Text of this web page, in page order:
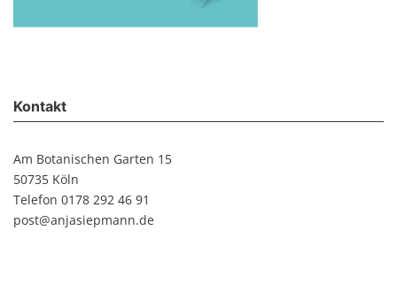
Kontakt
Am Botanischen Garten 15
50735 Köln
Telefon 0178 292 46 91
post@anjasiepmann.de